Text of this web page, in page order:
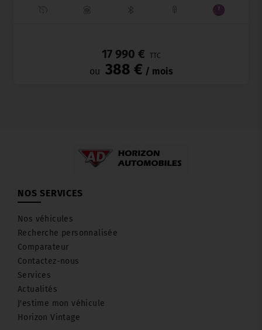
17 990 € TTC
ou 388 € / mois
NOS SERVICES
Nos véhicules
Recherche personnalisée
Comparateur
Contactez-nous
Services
Actualités
J'estime mon véhicule
Horizon Vintage